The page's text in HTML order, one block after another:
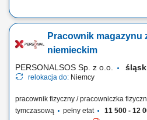
Zakres obowiązków Spawanie
Pracownik magazynu
niemieckim
PERSONALSOS Sp. z o.o.
relokacja do: Niemcy
pracownik fizyczny / pracowniczka
tymczasową
pełny etat 11 500 - 12